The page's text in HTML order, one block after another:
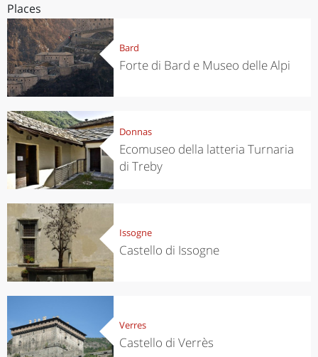
Places
Bard
Forte di Bard e Museo delle Alpi
Donnas
Ecomuseo della latteria Turnaria
di Treby
Issogne
Castello di Issogne
Verres
Castello di Verrès